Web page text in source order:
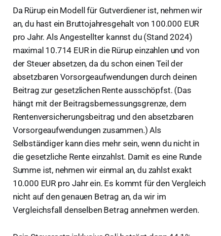
Da Rürup ein Modell für Gutverdiener ist, nehmen wir
an, du hast ein Bruttojahresgehalt von 100.000 EUR
pro Jahr. Als Angestellter kannst du (Stand 2024)
maximal 10.714 EUR in die Rürup einzahlen und von
der Steuer absetzen, da du schon einen Teil der
absetzbaren Vorsorgeaufwendungen durch deinen
Beitrag zur gesetzlichen Rente ausschöpfst. (Das
hängt mit der Beitragsbemessungsgrenze, dem
Rentenversicherungsbeitrag und den absetzbaren
Vorsorgeaufwendungen zusammen.) Als
Selbständiger kann dies mehr sein, wenn du nicht in
die gesetzliche Rente einzahlst. Damit es eine Runde
Summe ist, nehmen wir einmal an, du zahlst exakt
10.000 EUR pro Jahr ein. Es kommt für den Vergleich
nicht auf den genauen Betrag an, da wir im
Vergleichsfall denselben Betrag annehmen werden.